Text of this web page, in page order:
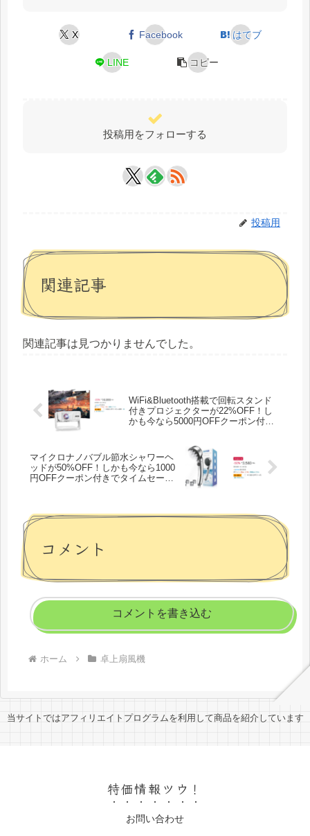
X Facebook はてブ
LINE コピー
投稿用をフォローする
投稿用
関連記事
関連記事は見つかりませんでした。
WiFi&Bluetooth搭載で回転スタンド
付きプロジェクターが22%OFF！し
かも今なら5000円OFFクーポン付き
マイクロナノバブル節水シャワーヘ
ッドが50%OFF！しかも今なら1000
円OFFクーポン付きでタイムセール
コメント
コメントを書き込む
ホーム 卓上扇風機
当サイトではアフィリエイトプログラムを利用して商品を紹介しています
特価情報ツウ！
お問い合わせ